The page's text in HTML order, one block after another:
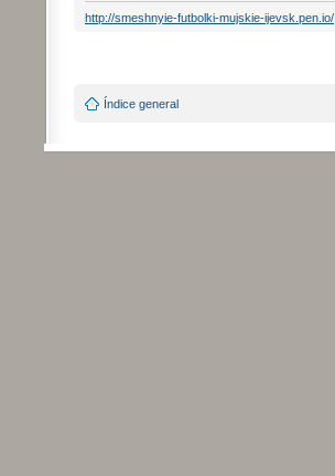
http://smeshnyie-futbolki-mujskie-ijevsk.pen.io/
Índice general